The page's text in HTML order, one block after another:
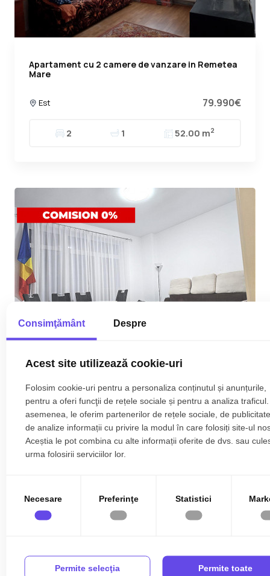
Apartament cu 2 camere de vanzare in Remetea
Mare
Est 79.990€
2 1 52.00 m2
camere, 66 mp + loc de parcare
Calea Urseni 134.990€
3 67.00 m 2
Consimţământ Despre
Acest site utilizează cookie-uri
Folosim cookie-uri pentru a personaliza conținutul și anunțurile,
pentru a oferi funcţii de rețele sociale și pentru a analiza
asemenea, le oferim partenerilor de rețele sociale, de
de analize informații cu privire la modul în care folosiți site-ul
Aceștia le pot combina cu alte informații oferite de dvs. sau
urma folosirii serviciilor lor.
Necesare Preferinţe Statistici
Permite selecţia Permite toate